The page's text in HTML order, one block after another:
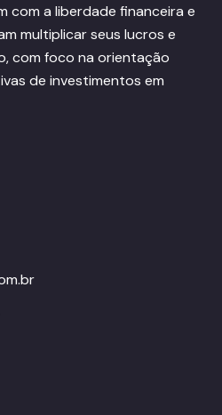
com a liberdade financeira e
multiplicar seus lucros e
com foco na orientação
de investimentos em